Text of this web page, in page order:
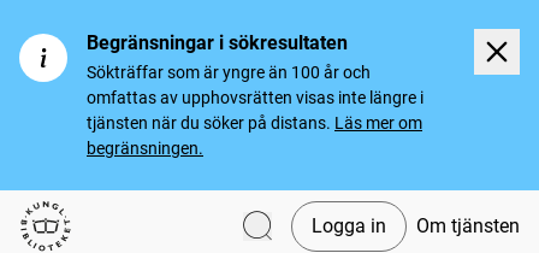
Begränsningar i sökresultaten
Sökträffar som är yngre än 100 år och
omfattas av upphovsrätten visas inte längre i
tjänsten när du söker på distans. Läs mer om
begränsningen.
Svenska tidningar
Logga in Om tjänsten